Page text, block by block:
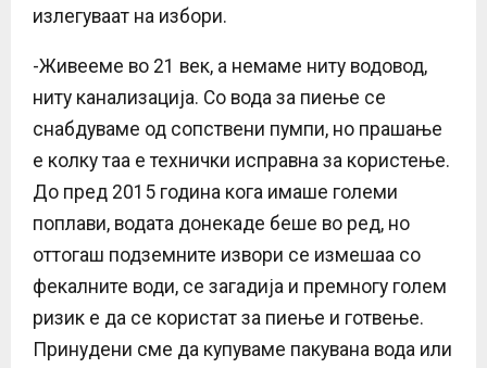
излегуваат на избори.
-Живееме во 21 век, а немаме ниту водовод,
ниту канализација. Со вода за пиење се
снабдуваме од сопствени пумпи, но прашање
е колку таа е технички исправна за користење.
До пред 2015 година кога имаше големи
поплави, водата донекаде беше во ред, но
оттогаш подземните извори се измешаа со
фекалните води, се загадија и премногу голем
ризик е да се користат за пиење и готвење.
Принудени сме да купуваме пакувана вода или